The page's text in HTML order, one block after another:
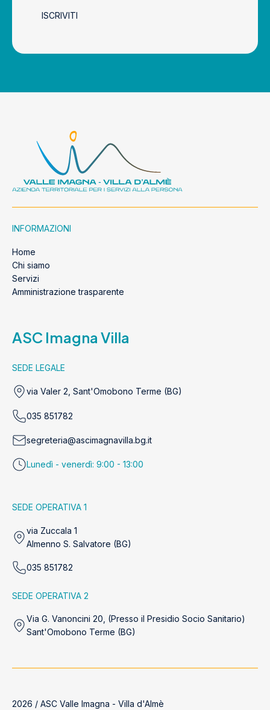
ISCRIVITI
INFORMAZIONI
Home
Chi siamo
Servizi
Amministrazione trasparente
ASC Imagna Villa
SEDE LEGALE
via Valer 2, Sant'Omobono Terme (BG)
035 851782
segreteria@ascimagnavilla.bg.it
Lunedì - venerdì: 9:00 - 13:00
SEDE OPERATIVA 1
via Zuccala 1
Almenno S. Salvatore (BG)
035 851782
SEDE OPERATIVA 2
Via G. Vanoncini 20, (Presso il Presidio Socio Sanitario)
Sant'Omobono Terme (BG)
2026 / ASC Valle Imagna - Villa d'Almè